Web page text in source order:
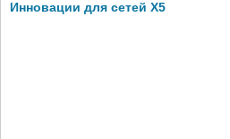
Инновации для сетей X5